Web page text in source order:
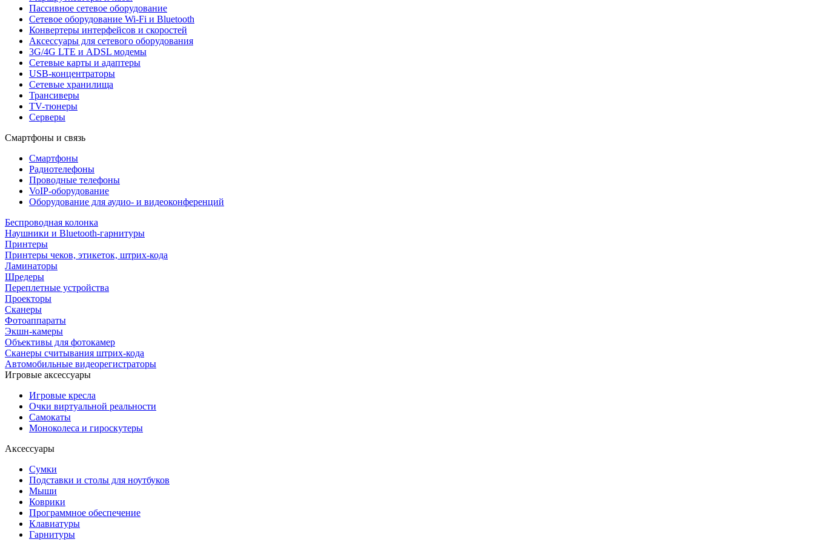
Пассивное сетевое оборудование
Сетевое оборудование Wi-Fi и Bluetooth
Конвертеры интерфейсов и скоростей
Аксессуары для сетевого оборудования
3G/4G LTE и ADSL модемы
Сетевые карты и адаптеры
USB-концентраторы
Сетевые хранилища
Трансиверы
TV-тюнеры
Серверы
Смартфоны и связь
Смартфоны
Радиотелефоны
Проводные телефоны
VoIP-оборудование
Оборудование для аудио- и видеоконференций
Беспроводная колонка
Наушники и Bluetooth-гарнитуры
Принтеры
Принтеры чеков, этикеток, штрих-кода
Ламинаторы
Шредеры
Переплетные устройства
Проекторы
Сканеры
Фотоаппараты
Экшн-камеры
Объективы для фотокамер
Сканеры считывания штрих-кода
Автомобильные видеорегистраторы
Игровые аксессуары
Игровые кресла
Очки виртуальной реальности
Самокаты
Моноколеса и гироскутеры
Аксессуары
Сумки
Подставки и столы для ноутбуков
Мыши
Коврики
Программное обеспечение
Клавиатуры
Гарнитуры